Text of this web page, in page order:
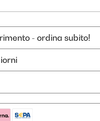
- ordina subito!